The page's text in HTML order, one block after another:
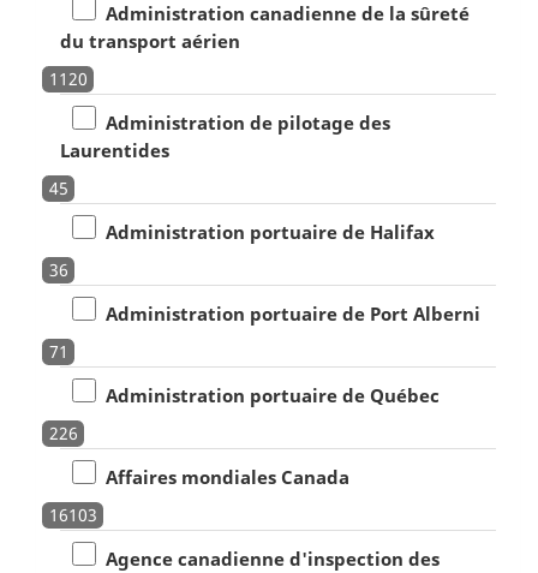
Administration canadienne de la sûreté
du transport aérien
1120
Administration de pilotage des
Laurentides
45
Administration portuaire de Halifax
36
Administration portuaire de Port Alberni
71
Administration portuaire de Québec
226
Affaires mondiales Canada
16103
Agence canadienne d'inspection des